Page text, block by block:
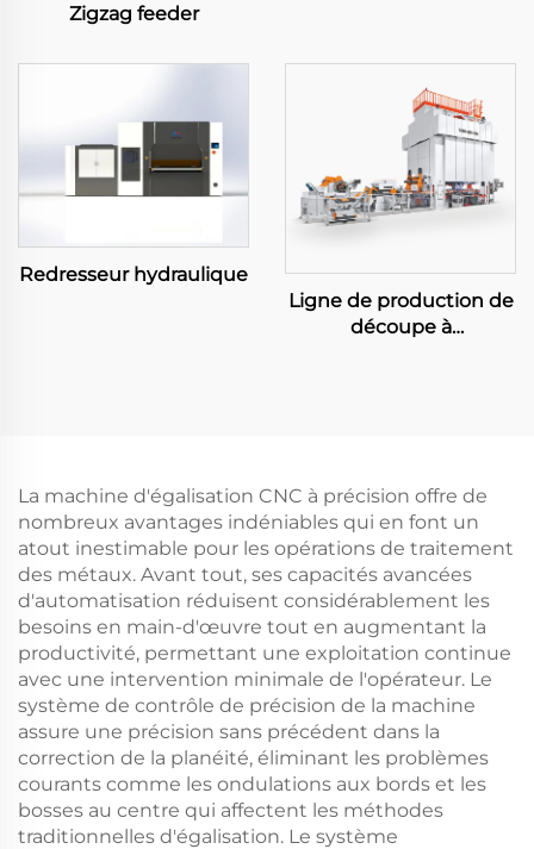
Zigzag feeder
Redresseur hydraulique
Ligne de production de
découpe à
La machine d'égalisation CNC à précision offre de
nombreux avantages indéniables qui en font un
atout inestimable pour les opérations de traitement
des métaux. Avant tout, ses capacités avancées
d'automatisation réduisent considérablement les
besoins en main-d'œuvre tout en augmentant la
productivité, permettant une exploitation continue
avec une intervention minimale de l'opérateur. Le
système de contrôle de précision de la machine
assure une précision sans précédent dans la
correction de la planéité, éliminant les problèmes
courants comme les ondulations aux bords et les
bosses au centre qui affectent les méthodes
traditionnelles d'égalisation. Le système